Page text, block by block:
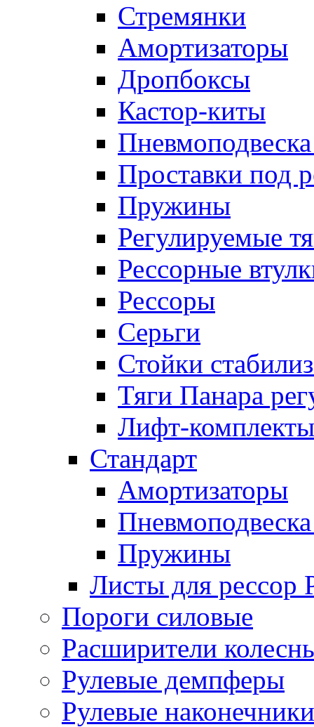
Стремянки
Амортизаторы
Дропбоксы
Кастор-киты
Проставки под
Пружины
Регулируемые
Рессорные
Рессоры
Серьги
Стойки
Тяги Панара
Лифт-
Стандарт
Амортизаторы
Пружины
Листы для
Пороги силовые
Расширители
Рулевые демпферы
Рулевые наконечники